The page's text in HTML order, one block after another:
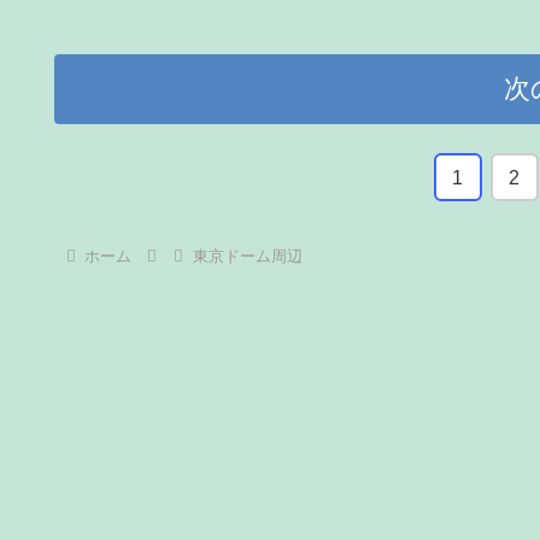
次
1 2
ホーム 東京ドーム周辺